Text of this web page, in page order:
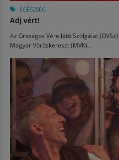
EGÉSZSÉG
Adj vért!
Az Országos Vérellátó Szolgálat
Magyar Vöröskereszt (MVK)...